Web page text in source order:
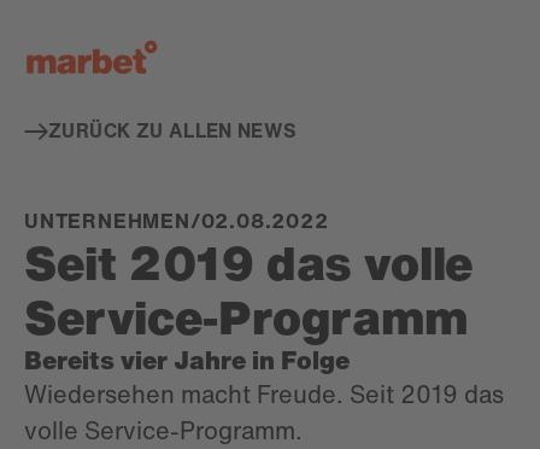
ZURÜCK ZU ALLEN NEWS
UNTERNEHMEN/02.08.2022
Seit 2019 das volle
Service-Programm
Bereits vier Jahre in Folge
Wiedersehen macht Freude. Seit 2019 das
volle Service-Programm.